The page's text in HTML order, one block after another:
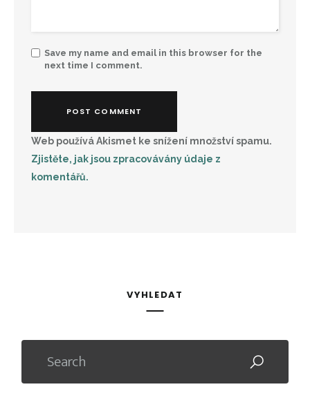
Save my name and email in this browser for the
next time I comment.
Web používá Akismet ke snížení množství spamu.
Zjistěte, jak jsou zpracovávány údaje z
komentářů.
VYHLEDAT